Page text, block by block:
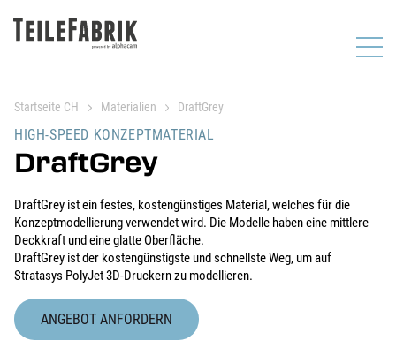
Startseite CH Materialien DraftGrey
HIGH-SPEED KONZEPTMATERIAL
DraftGrey
DraftGrey ist ein festes, kostengünstiges Material, welches für die
Konzeptmodellierung verwendet wird. Die Modelle haben eine mittlere
Deckkraft und eine glatte Oberfläche.
DraftGrey ist der kostengünstigste und schnellste Weg, um auf
Stratasys PolyJet 3D-Druckern zu modellieren.
ANGEBOT ANFORDERN